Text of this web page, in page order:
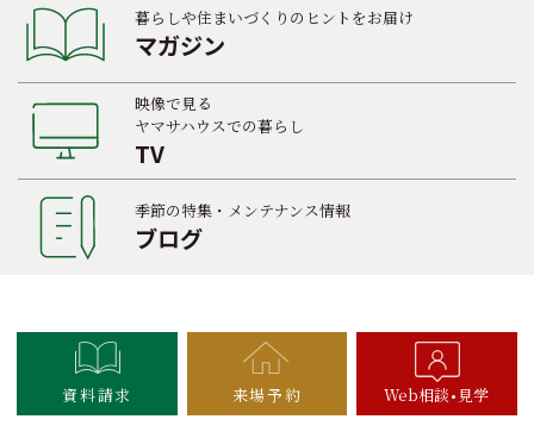
暮らしや住まいづくりのヒントをお届け
マガジン
映像で見る
ヤマサハウスでの暮らし
TV
季節の特集・メンテナンス情報
ブログ
資料請求 来場予約 Web相談 見学